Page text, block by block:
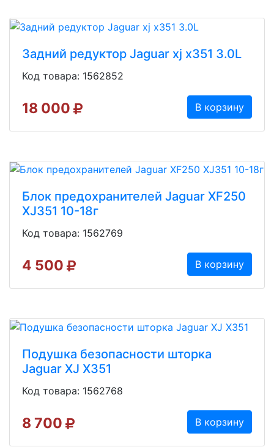
Задний редуктор Jaguar xj x351 3.0L
Код товара: 1562852
18 000 В корзину
Блок предохранителей Jaguar XF250
XJ351 10-18г
Код товара: 1562769
4 500 В корзину
Подушка безопасности шторка
Jaguar XJ X351
Код товара: 1562768
8 700 В корзину